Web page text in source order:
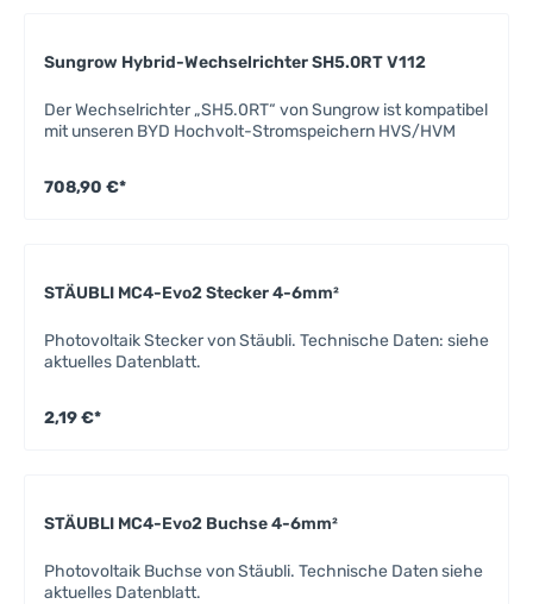
Sungrow Hybrid-Wechselrichter SH5.0RT V112
Der Wechselrichter „SH5.0RT“ von Sungrow ist kompatibel
mit unseren BYD Hochvolt-Stromspeichern HVS/HVM
708,90 €*
STÄUBLI MC4-Evo2 Stecker 4-6mm²
Photovoltaik Stecker von Stäubli. Technische Daten: siehe
aktuelles Datenblatt.
2,19 €*
STÄUBLI MC4-Evo2 Buchse 4-6mm²
Photovoltaik Buchse von Stäubli. Technische Daten siehe
aktuelles Datenblatt.